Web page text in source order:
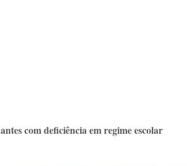
com deficiência em regime escolar